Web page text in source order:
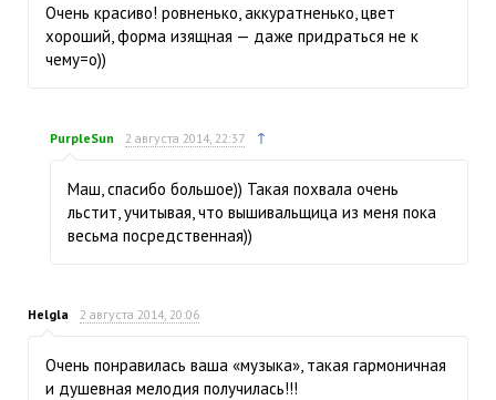
Очень красиво! ровненько, аккуратненько, цвет
хороший, форма изящная — даже придраться не к
чему=о))
PurpleSun 2 августа 2014, 22:37 ↑
Маш, спасибо большое)) Такая похвала очень
льстит, учитывая, что вышивальщица из меня пока
весьма посредственная))
Helgla 2 августа 2014, 20:06
Очень понравилась ваша «музыка», такая гармоничная
и душевная мелодия получилась!!!